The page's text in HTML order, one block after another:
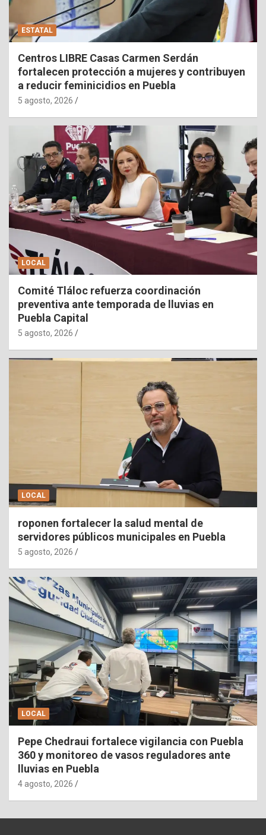
ESTATAL
Centros LIBRE Casas Carmen Serdán
fortalecen protección a mujeres y contribuyen
a reducir feminicidios en Puebla
5 agosto, 2026
LOCAL
Comité Tláloc refuerza coordinación
preventiva ante temporada de lluvias en
Puebla Capital
5 agosto, 2026
LOCAL
roponen fortalecer la salud mental de
servidores públicos municipales en Puebla
5 agosto, 2026
LOCAL
Pepe Chedraui fortalece vigilancia con Puebla
360 y monitoreo de vasos reguladores ante
lluvias en Puebla
4 agosto, 2026